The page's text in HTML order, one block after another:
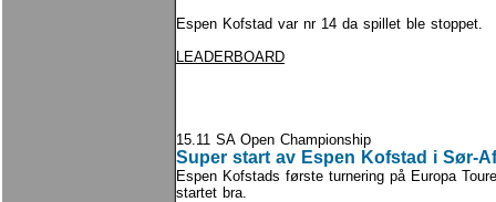
Espen Kofstad var nr 14 da spillet ble stoppet.
LEADERBOARD
15.11 SA Open Championship
Super start av Espen Kofstad i Sør-
Espen Kofstads første turnering på Europa
startet bra.